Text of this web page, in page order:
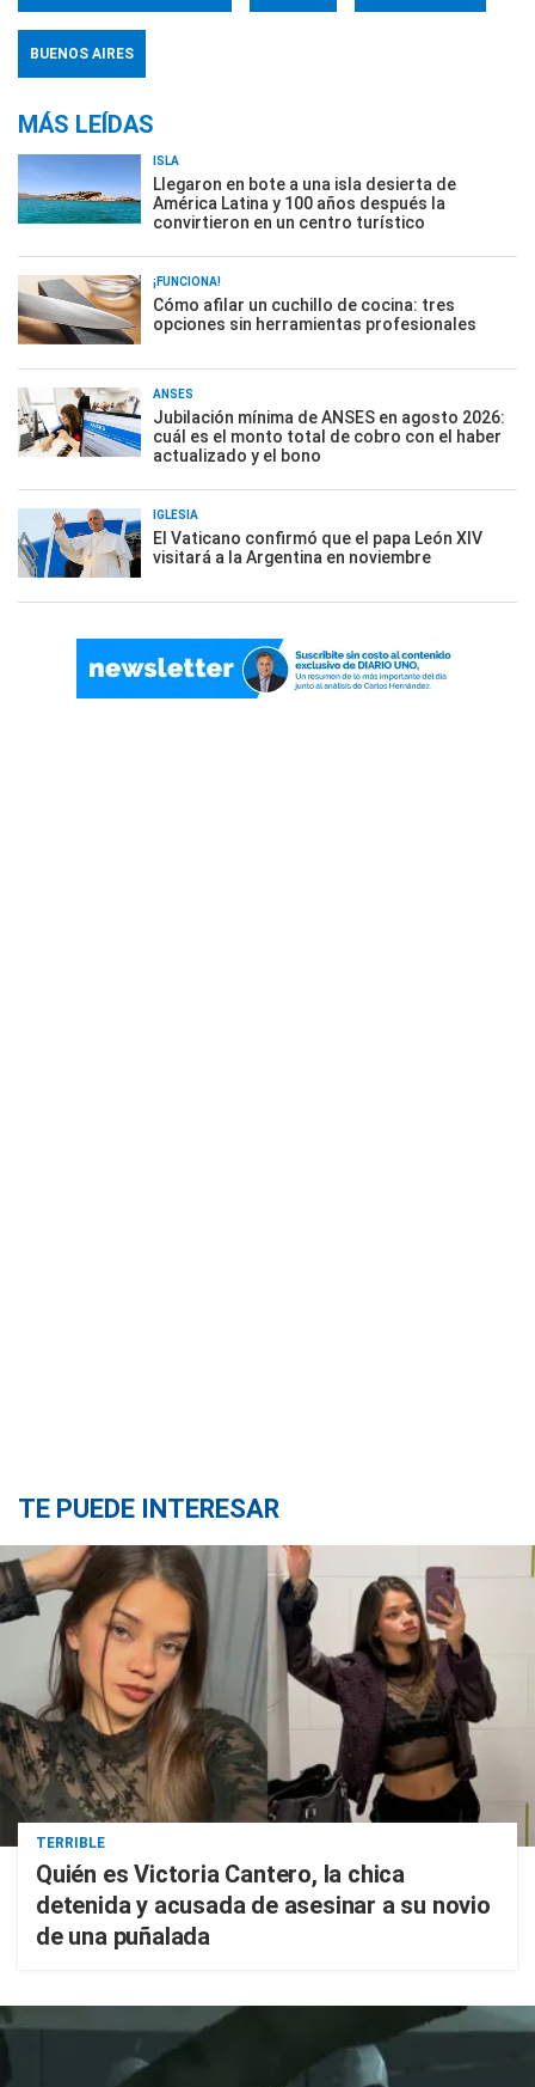
BUENOS AIRES
MÁS LEÍDAS
ISLA
Llegaron en bote a una isla desierta de
América Latina y 100 años después la
convirtieron en un centro turístico
¡FUNCIONA!
Cómo afilar un cuchillo de cocina: tres
opciones sin herramientas profesionales
ANSES
Jubilación mínima de ANSES en agosto 2026:
cuál es el monto total de cobro con el haber
actualizado y el bono
IGLESIA
El Vaticano confirmó que el papa León XIV
visitará a la Argentina en noviembre
TE PUEDE INTERESAR
TERRIBLE
Quién es Victoria Cantero, la chica
detenida y acusada de asesinar a su novio
de una puñalada